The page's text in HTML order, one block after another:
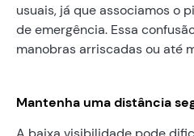
usuais, já que associamos o
de emergência. Essa
manobras arriscadas ou até
Mantenha uma distância